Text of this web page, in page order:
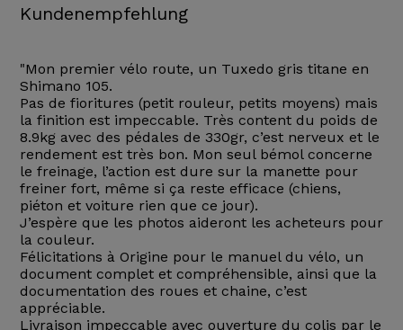
Kundenempfehlung
"Mon premier vélo route, un Tuxedo gris titane en
Shimano 105.
Pas de fioritures (petit rouleur, petits moyens) mais
la finition est impeccable. Très content du poids de
8.9kg avec des pédales de 330gr, c’est nerveux et le
rendement est très bon. Mon seul bémol concerne
le freinage, l’action est dure sur la manette pour
freiner fort, même si ça reste efficace (chiens,
piéton et voiture rien que ce jour).
J’espère que les photos aideront les acheteurs pour
la couleur.
Félicitations à Origine pour le manuel du vélo, un
document complet et compréhensible, ainsi que la
documentation des roues et chaine, c’est
appréciable.
Livraison impeccable avec ouverture du colis par le